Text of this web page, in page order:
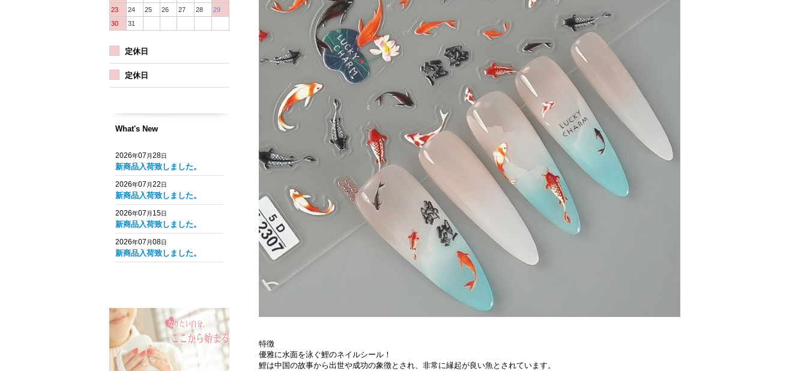
23
24 25 26 27 28
29
30
31
定休日
定休日
What's New
2026年07 月28日
新商品入荷致しました。
2026年07 月22日
新商品入荷致しました。
2026年07 月 15日
新商品入荷致しました。
2026年07 月08日
新商品入荷致しました。
特徴
優雅に水面を泳ぐ鯉のネイルシール！
鯉は中国の故事から出世や成功の象徴とされ、非常に縁起が良い魚とされています。